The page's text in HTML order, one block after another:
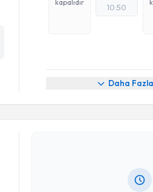
kapalıdır
10:50
Daha
Randevu Takvimi Talebi
Fzt. Yunus Yılmaz